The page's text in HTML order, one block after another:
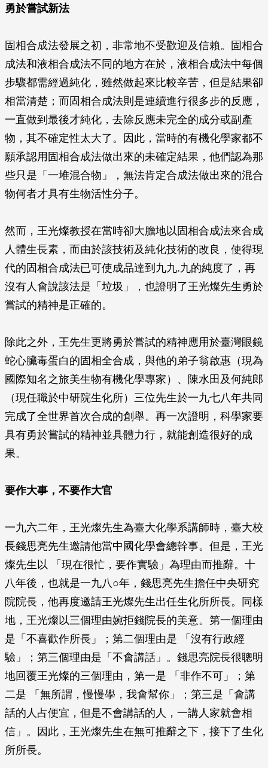
勇於嘗試新法
固相合成法發展之初，非常地不受歡迎及信賴。固相合
成法和液相合成法不同的地方在於，液相合成法中每個
步驟都需經過純化，雖然做起來比較辛苦，但是結果卻
相當清楚；而固相合成法則是連續進行很多步的反應，
一直做到最後才純化，去除反應未完全的成分或副產
物，其不確定性太大了。因此，當時的有機化學家都不
願承認用固相合成法做出來的未確定結果，他們認為那
些只是「一堆混合物」，無法肯定合成法做出來的混合
物何者才具有生物活性分子。
然而，王光燦教授在當時卻大膽地以固相合成法來合成
人體生長素，而由於該技術及純化技術的改良，使得現
代的固相合成法已可使成品達到九九.九的純度了，再
沒有人會說該法是「垃圾」，也證明了王光燦先生勇於
嘗試的精神是正確的。
除此之外，王先生更將勇於嘗試的精神應用於臺灣眼鏡
蛇心臟毒蛋白的固相全合成，與他的弟子翁啟惠（現為
國際知名之旅美生物有機化學專家）、陳水田及何純郎
（現任職於中研院生化所）三位先生於一九七八年共同
完成了全世界首次合成的創舉。再一次證明，科學家要
具有勇於嘗試的精神並具體力行，就能創造很好的成
果。
要作大事，不要作大官
一九六二年，王光燦先生為臺大化學系講師時，臺大校
長錢思亮先生邀請他當中國化學會總幹事。但是，王光
燦先生以 「現在很忙，要作實驗」為理由而推辭。十
八年後，也就是一九八○年，錢思亮先生擔任中央研究
院院長，他再度邀請王光燦先生出任生化所所長。同樣
地，王光燦以三個理由婉拒錢院長的美意。第一個理由
是「不喜歡作所長」；第二個理由是 「沒有行政經
驗」；第三個理由是「不會講話」。錢思亮院長很聰明
地回覆王光燦的三個理由，第一是 「非作不可」；第
二是 「無所謂，慢慢學，我會幫你」；第三是「會講
話的人占便宜，但是不會講話的人，一講人家就會相
信」。因此，王光燦先生在無可推辭之下，接下了生化
所所長。